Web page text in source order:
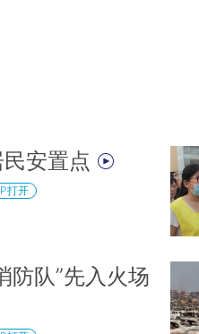
安置点
打开
防队”先入火场